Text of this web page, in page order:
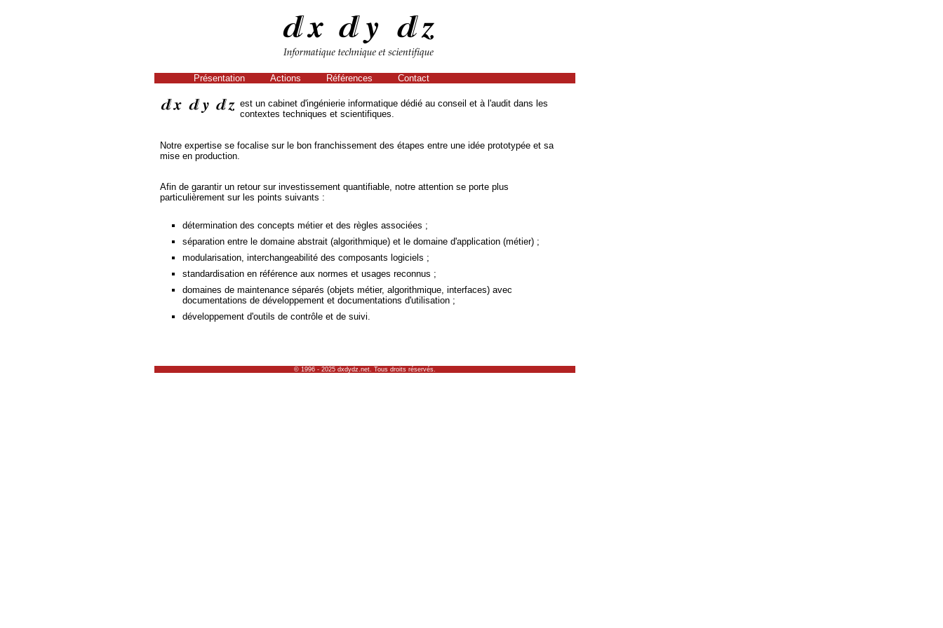
Présentation Actions Références Contact
est un cabinet d'ingénierie informatique dédié au conseil et à l'audit dans les
contextes techniques et scientifiques.
Notre expertise se focalise sur le bon franchissement des étapes entre une idée prototypée et sa
mise en production.
Afin de garantir un retour sur investissement quantifiable, notre attention se porte plus
particulièrement sur les points suivants :
détermination des concepts métier et des règles associées ;
séparation entre le domaine abstrait (algorithmique) et le domaine d'application (métier) ;
modularisation, interchangeabilité des composants logiciels ;
standardisation en référence aux normes et usages reconnus ;
domaines de maintenance séparés (objets métier, algorithmique, interfaces) avec
documentations de développement et documentations d'utilisation ;
développement d'outils de contrôle et de suivi.
© 1996 - 2025 dxdydz.net. Tous droits réservés.